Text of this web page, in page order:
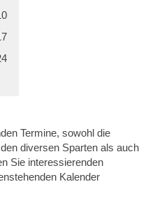
Termine, sowohl die
diversen Sparten als auch
Sie interessierenden
Kalender